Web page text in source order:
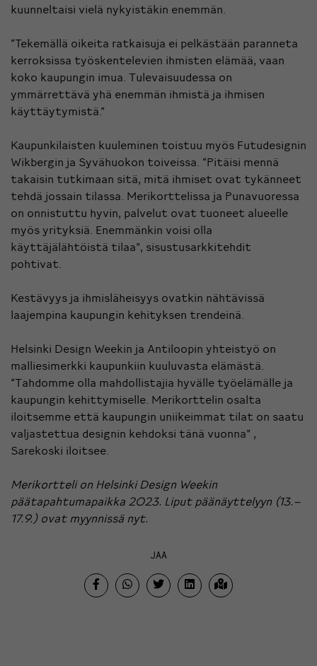
kuunneltaisi vielä nykyistäkin enemmän.
“Tekemällä oikeita ratkaisuja ei pelkästään paranneta
kerroksissa työskentelevien ihmisten elämää, vaan
koko kaupungin imua. Tulevaisuudessa on
ymmärrettävä yhä enemmän ihmistä ja ihmisen
käyttäytymistä.”
Kaupunkilaisten kuuleminen toistuu myös Futudesignin
Wikbergin ja Syvähuokon toiveissa. “Pitäisi mennä
takaisin tutkimaan sitä, mitä ihmiset ovat tykänneet
tehdä jossain tilassa. Merikorttelissa ja Punavuoressa
on onnistuttu hyvin, palvelut ovat tuoneet alueelle
myös yrityksiä. Enemmänkin voisi olla
käyttäjälähtöistä tilaa”, sisustusarkkitehdit
pohtivat.
Kestävyys ja ihmisläheisyys ovatkin nähtävissä
laajempina kaupungin kehityksen trendeinä.
Helsinki Design Weekin ja Antiloopin yhteistyö on
malliesimerkki kaupunkiin kuuluvasta elämästä.
“Tahdomme olla mahdollistajia hyvälle työelämälle ja
kaupungin kehittymiselle. Merikorttelin osalta
iloitsemme että kaupungin uniikeimmat tilat on saatu
valjastettua designin kehdoksi tänä vuonna” ,
Sarekoski iloitsee.
Merikortteli on Helsinki Design Weekin
päätapahtumapaikka 2023. Liput päänäyttelyyn (13.–
17.9.) ovat myynnissä nyt.
JAA